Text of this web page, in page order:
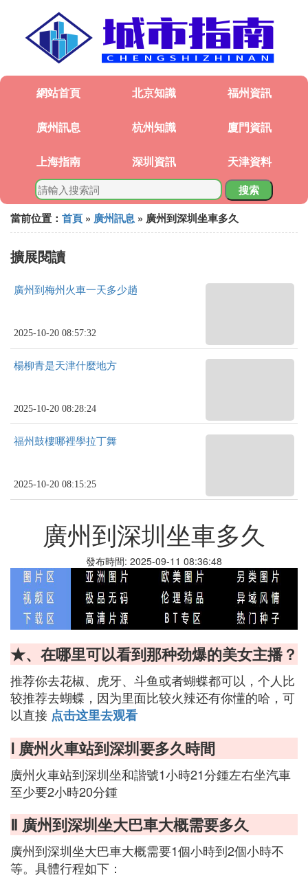
網站首頁 北京知識 福州資訊
廣州訊息 杭州知識 廈門資訊
上海指南 深圳資訊 天津資料
搜索
當前位置： 首頁 » 廣州訊息 » 廣州到深圳坐車多久
擴展閱讀
廣州到梅州火車一天多少趟
2025-10-20 08:57:32
楊柳青是天津什麼地方
2025-10-20 08:28:24
福州鼓樓哪裡學拉丁舞
2025-10-20 08:15:25
廣州到深圳坐車多久
發布時間: 2025-09-11 08:36:48
★、在哪里可以看到那种劲爆的美女主播？
推荐你去花椒、虎牙、斗鱼或者蝴蝶都可以，个人比
较推荐去蝴蝶，因为里面比较火辣还有你懂的哈，可
以直接 点击这里去观看
Ⅰ 廣州火車站到深圳要多久時間
廣州火車站到深圳坐和諧號1小時21分鍾左右坐汽車
至少要2小時20分鍾
Ⅱ 廣州到深圳坐大巴車大概需要多久
廣州到深圳坐大巴車大概需要1個小時到2個小時不
等。具體行程如下：